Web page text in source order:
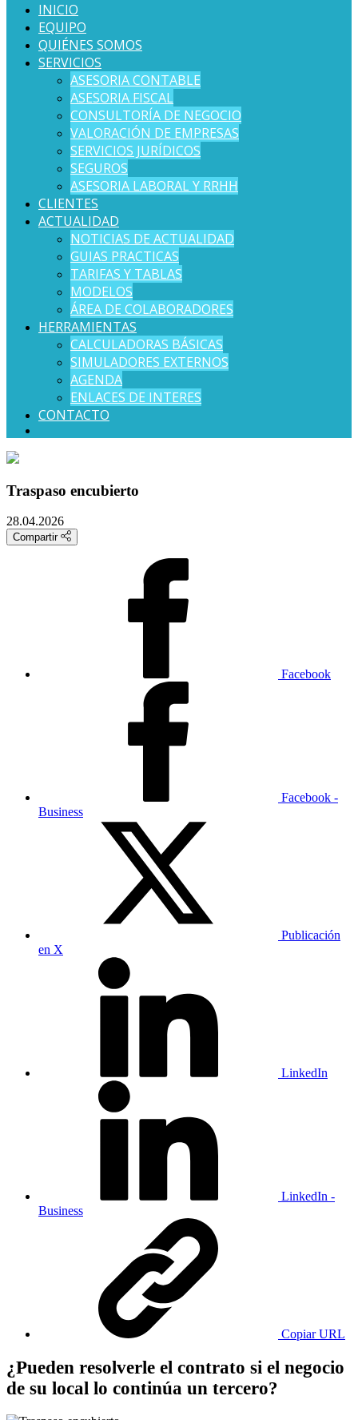
INICIO
EQUIPO
QUIÉNES SOMOS
SERVICIOS
ASESORIA CONTABLE
ASESORIA FISCAL
CONSULTORÍA DE NEGOCIO
VALORACIÓN DE EMPRESAS
SERVICIOS JURÍDICOS
SEGUROS
ASESORIA LABORAL Y RRHH
CLIENTES
ACTUALIDAD
NOTICIAS DE ACTUALIDAD
GUIAS PRACTICAS
TARIFAS Y TABLAS
MODELOS
ÁREA DE COLABORADORES
HERRAMIENTAS
CALCULADORAS BÁSICAS
SIMULADORES EXTERNOS
AGENDA
ENLACES DE INTERES
CONTACTO
Traspaso encubierto
28.04.2026
Compartir
Facebook
Facebook -
Business
Publicación
en X
LinkedIn
LinkedIn -
Business
Copiar URL
¿Pueden resolverle el contrato si el negocio
de su local lo continúa un tercero?